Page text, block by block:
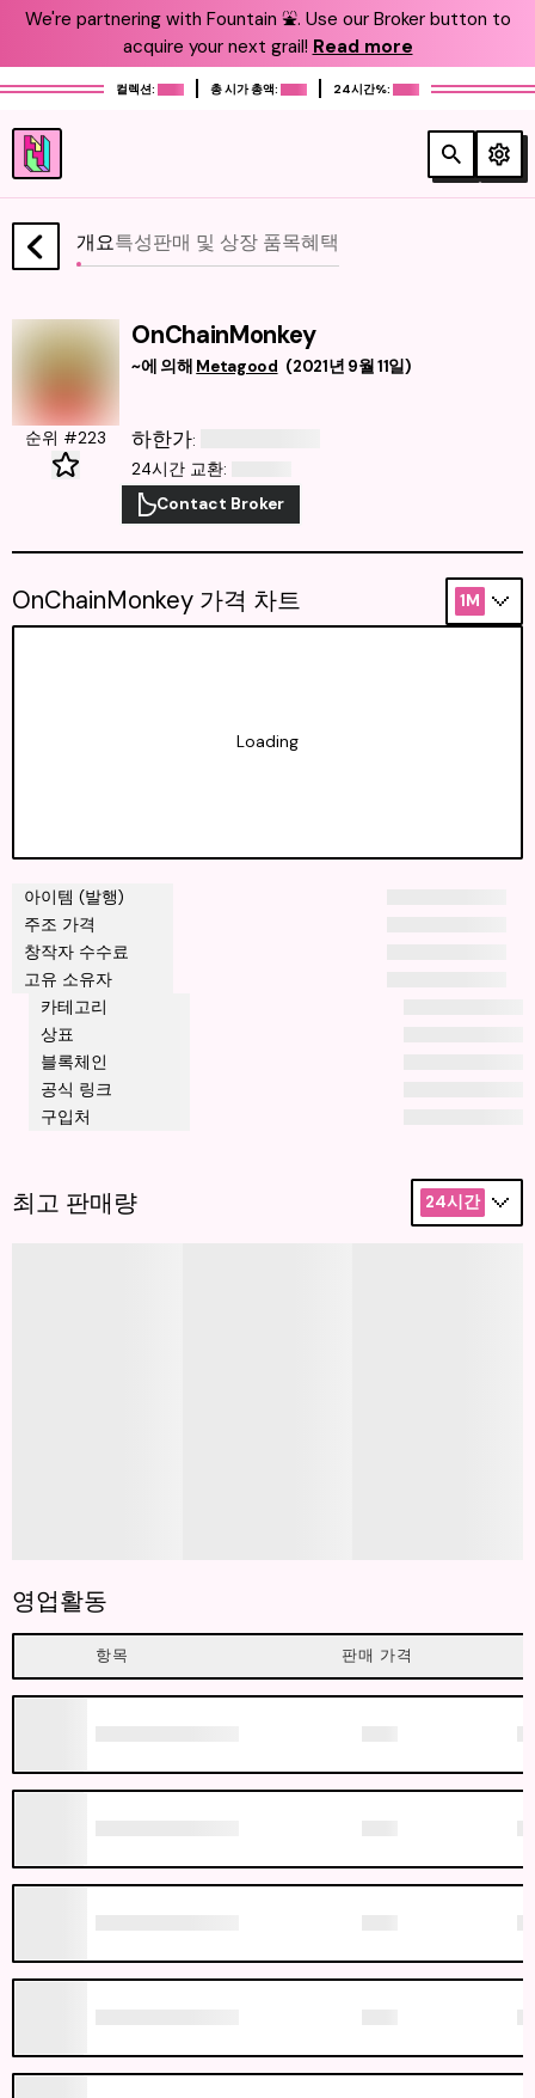
We're partnering with Fountain ⛲️. Use our Broker button to
acquire your next grail! Read more
컬렉션: 총 시가 총액: 24시간%:
개요특성판매 및 상장 품목혜택
OnChainMonkey
~에 의해 Metagood (2021년 9월 11일)
순위 #223 하한가:
24시간 교환:
Contact Broker
아이템 (발행)
주조 가격
창작자 수수료
고유 소유자
카테고리
상표
블록체인
공식 링크
구입처
OnChainMonkey 가격 차트 1M
Loading
최고 판매량 24시간
영업활동
항목 판매 가격